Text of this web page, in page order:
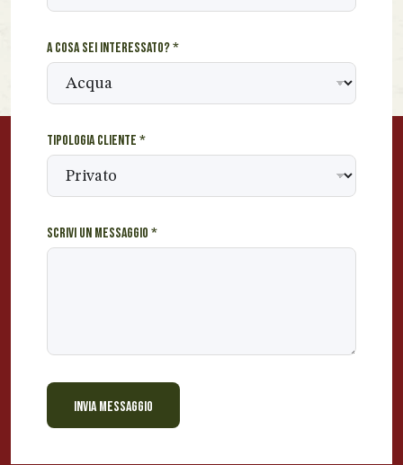
A cosa sei interessato?*
Tipologia cliente *
Scrivi un messaggio *
INVIA MESSAGGIO